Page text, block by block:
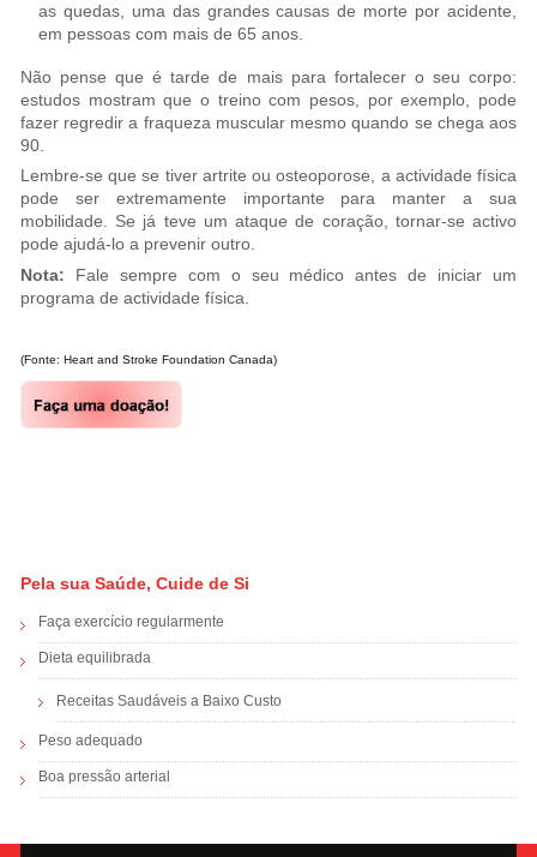
as quedas, uma das grandes causas de morte por acidente,
em pessoas com mais de 65 anos.
Não pense que é tarde de mais para fortalecer o seu corpo:
estudos mostram que o treino com pesos, por exemplo, pode
fazer regredir a fraqueza muscular mesmo quando se chega aos
90.
Lembre-se que se tiver artrite ou osteoporose, a actividade física
pode ser extremamente importante para manter a sua
mobilidade. Se já teve um ataque de coração, tornar-se activo
pode ajudá-lo a prevenir outro.
Nota: Fale sempre com o seu médico antes de iniciar um
programa de actividade física.
(Fonte: Heart and Stroke Foundation Canada)
Pela sua Saúde, Cuide de Si
Faça exercício regularmente
Dieta equilibrada
Receitas Saudáveis a Baixo Custo
Peso adequado
Boa pressão arterial